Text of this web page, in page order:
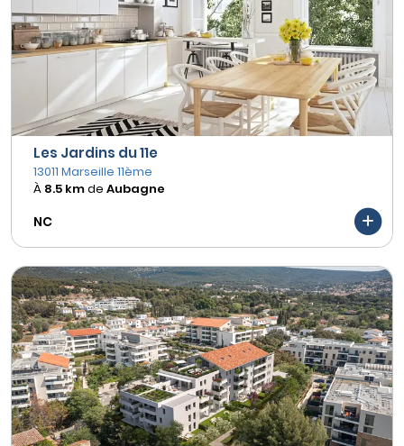
Les Jardins du 11e
13011 Marseille 11ème
À 8.5 kmde Aubagne
NC